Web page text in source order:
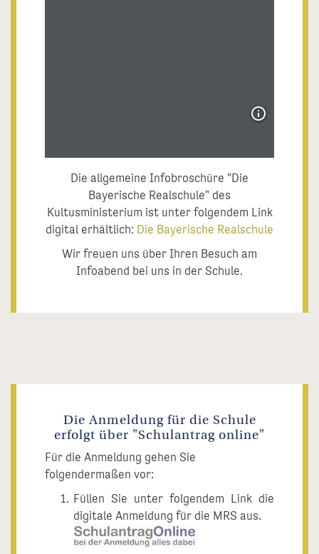
Die allgemeine Infobroschüre "Die
Bayerische Realschule" des
Kultusministerium ist unter folgendem Link
digital erhältlich: Die Bayerische Realschule
Wir freuen uns über Ihren Besuch am
Infoabend bei uns in der Schule.
Die Anmeldung für die Schule
erfolgt über "Schulantrag online"
Für die Anmeldung gehen Sie
folgendermaßen vor:
Füllen Sie unter folgendem Link die
digitale Anmeldung für die MRS aus.